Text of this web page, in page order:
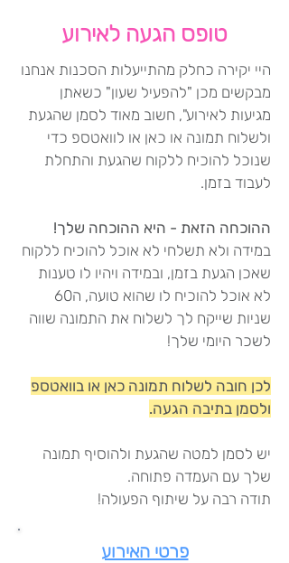
טופס הגעה לאירוע
היי יקירה כחלק מהתייעלות הסכנות אנחנו
מבקשים מכן "להפעיל שעון" כשאתן
מגיעות לאירוע", חשוב מאוד לסמן שהגעת
ולשלוח תמונה או כאן או לוואטספ כדי
שנוכל להוכיח ללקוח שהגעת והתחלת
לעבוד בזמן.
ההוכחה הזאת - היא ההוכחה שלך!
במידה ולא תשלחי לא אוכל להוכיח ללקוח
שאכן הגעת בזמן, ובמידה ויהיו לו טענות
לא אוכל להוכיח לו שהוא טועה, ה60
שניות שייקח לך לשלוח את התמונה שווה
לשכר היומי שלך!
לכן חובה לשלוח תמונה כאן או בוואטספ
ולסמן בתיבה הגעה.
יש לסמן למטה שהגעת ולהוסיף תמונה
שלך עם העמדה פתוחה.
תודה רבה על שיתוף הפעולה!
פרטי האירוע